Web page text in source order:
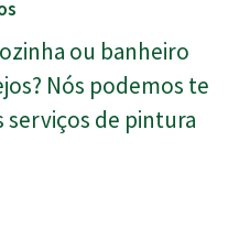
ou banheiro
Nós podemos te
serviços de pintura